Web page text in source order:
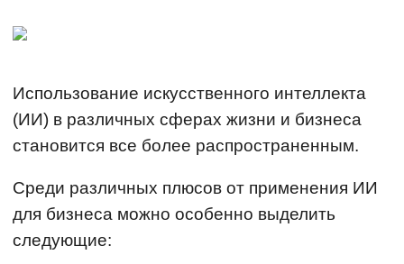
Использование искусственного интеллекта
(ИИ) в различных сферах жизни и бизнеса
становится все более распространенным.
Среди различных плюсов от применения ИИ
для бизнеса можно особенно выделить
следующие: